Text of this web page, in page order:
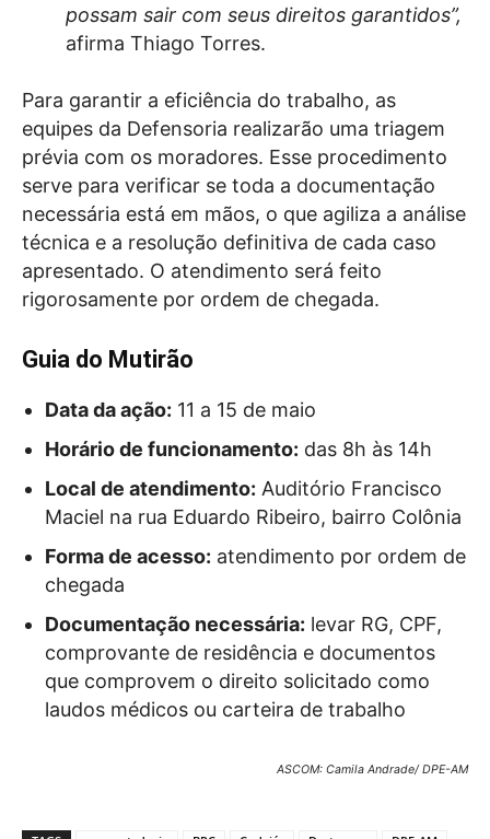
possam sair com seus direitos garantidos”,
afirma Thiago Torres.
Para garantir a eficiência do trabalho, as
equipes da Defensoria realizarão uma triagem
prévia com os moradores. Esse procedimento
serve para verificar se toda a documentação
necessária está em mãos, o que agiliza a análise
técnica e a resolução definitiva de cada caso
apresentado. O atendimento será feito
rigorosamente por ordem de chegada.
Guia do Mutirão
Data da ação: 11 a 15 de maio
Horário de funcionamento: das 8h às 14h
Local de atendimento: Auditório Francisco
Maciel na rua Eduardo Ribeiro, bairro Colônia
Forma de acesso: atendimento por ordem de
chegada
Documentação necessária: levar RG, CPF,
comprovante de residência e documentos
que comprovem o direito solicitado como
laudos médicos ou carteira de trabalho
ASCOM: Camila Andrade/ DPE-AM